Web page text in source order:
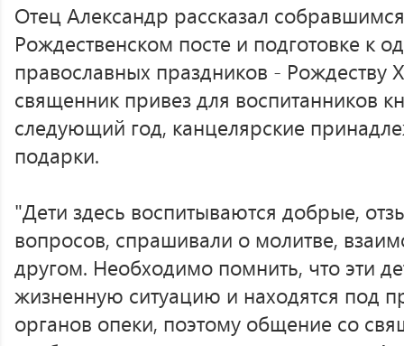
Отец Александр рассказал
Рождественском посте и подготовке к
православных праздников - Рождеству
священник привез для воспитанников
следующий год, канцелярские
подарки.
"Дети здесь воспитываются добрые,
вопросов, спрашивали о молитве,
другом. Необходимо помнить, что эти
жизненную ситуацию и находятся под
органов опеки, поэтому общение со